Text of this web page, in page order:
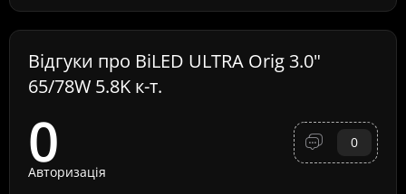
Відгуки про BiLED ULTRA Orig 3.0"
65/78W 5.8K к-т.
0
0
Авторизація